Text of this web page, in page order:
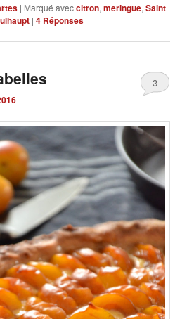
| Marqué aveccitron,meringue,Saint
|4 Réponses
3